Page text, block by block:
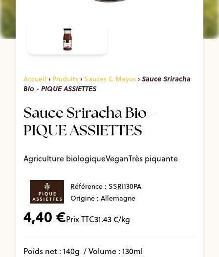
Accueil › Produits › Sauces & Mayos › Sauce Sriracha
Bio - PIQUE ASSIETTES
Sauce Sriracha Bio -
PIQUE ASSIETTES
Agriculture biologiqueVeganTrès piquante
Référence : SSRI130PA
Origine : Allemagne
4,40 €Prix TTC31.43€/kg
Poids net : 140g / Volume : 130ml